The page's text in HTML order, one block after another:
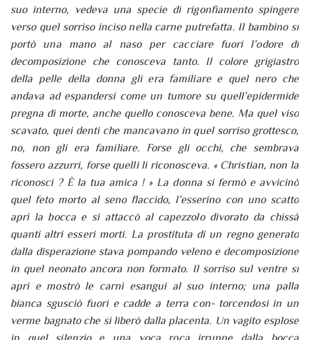
suo interno, vedeva una specie di rigonfiamento spingere
verso quel sorriso inciso nella carne putrefatta. Il bambino si
portò una mano al naso per cacciare fuori l’odore di
decomposizione che conosceva tanto. Il colore grigiastro
della pelle della donna gli era familiare e quel nero che
andava ad espandersi come un tumore su quell’epidermide
pregna di morte, anche quello conosceva bene. Ma quel viso
scavato, quei denti che mancavano in quel sorriso grottesco,
no, non gli era familiare. Forse gli occhi, che sembrava
fossero azzurri, forse quelli li riconosceva. « Christian, non la
riconosci ? È la tua amica ! » La donna si fermò e avvicinò
quel feto morto al seno flaccido, l’esserino con uno scatto
aprì la bocca e si attaccò al capezzolo divorato da chissà
quanti altri esseri morti. La prostituta di un regno generato
dalla disperazione stava pompando veleno e decomposizione
in quel neonato ancora non formato. Il sorriso sul ventre si
aprì e mostrò le carni esangui al suo interno; una palla
bianca sgusciò fuori e cadde a terra con- torcendosi in un
verme bagnato che si liberò dalla placenta. Un vagito esplose